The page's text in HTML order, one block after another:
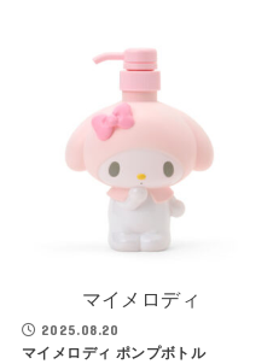
マイメロディ
2025.08.20
マイメロディ ポンプボトル